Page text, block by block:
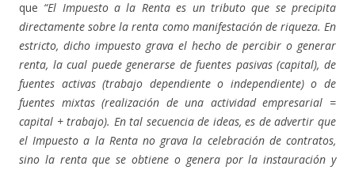
que “El Impuesto a la Renta es un tributo que se precipita
directamente sobre la renta como manifestación de riqueza. En
estricto, dicho impuesto grava el hecho de percibir o generar
renta, la cual puede generarse de fuentes pasivas (capital), de
fuentes activas (trabajo dependiente o independiente) o de
fuentes mixtas (realización de una actividad empresarial =
capital + trabajo). En tal secuencia de ideas, es de advertir que
el Impuesto a la Renta no grava la celebración de contratos,
sino la renta que se obtiene o genera por la instauración y